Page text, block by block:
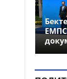
ЕМПС